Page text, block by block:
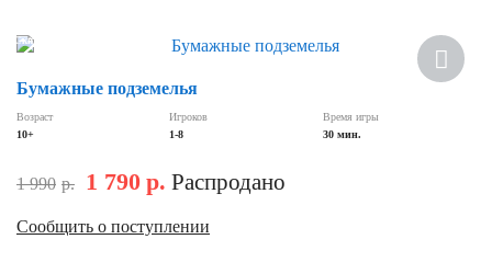
Скидка
Бумажные подземелья
Возраст
10+
Игроков
1-8
Время игры
30 мин.
1 990 р. 1 790 р. Распродано
Сообщить о поступлении